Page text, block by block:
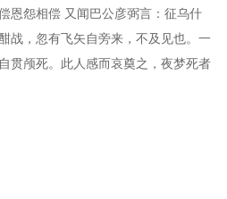
恩怨相偿 又闻巴公彦弼言：征乌什
战，忽有飞矢自旁来，不及见也。一
贯颅死。此人感而哀奠之，夜梦死者